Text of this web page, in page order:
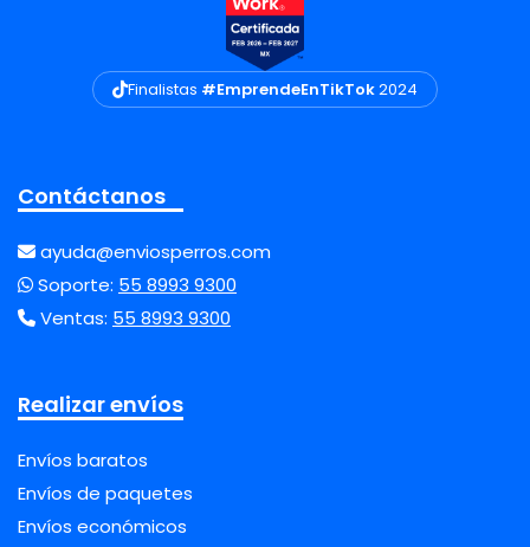
Finalistas #EmprendeEnTikTok2024
Contáctanos
ayuda@enviosperros.com
Soporte: 55 8993 9300
Ventas: 55 8993 9300
Realizar envíos
Envíos baratos
Envíos de paquetes
Envíos económicos